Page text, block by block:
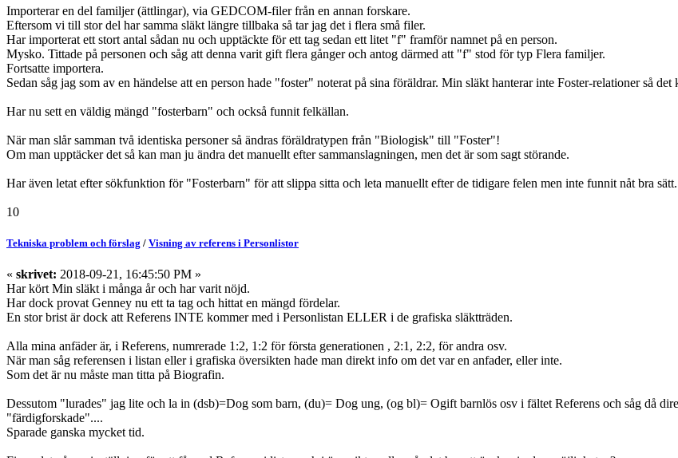
Importerar en del familjer (ättlingar), via GEDCOM-filer från en annan forskare.
Eftersom vi till stor del har samma släkt längre tillbaka så tar jag det i flera små filer.
Har importerat ett stort antal sådan nu och upptäckte för ett tag sedan ett litet "f" framför namnet på en person.
Mysko. Tittade på personen och såg att denna varit gift flera gånger och antog därmed att "f" stod för typ Flera familjer.
Fortsatte importera.
Sedan såg jag som av en händelse att en person hade "foster" noterat på sina föräldrar. Min släkt hanterar inte Foster-relationer så
Har nu sett en väldig mängd "fosterbarn" och också funnit felkällan.
När man slår samman två identiska personer så ändras föräldratypen från "Biologisk" till "Foster"!
Om man upptäcker det så kan man ju ändra det manuellt efter sammanslagningen, men det är som sagt störande.
Har även letat efter sökfunktion för "Fosterbarn" för att slippa sitta och leta manuellt efter de tidigare felen men inte funnit nåt bra sätt.
10
Tekniska problem och förslag / Visning av referens i Personlistor
« skrivet: 2018-09-21, 16:45:50 PM »
Har kört Min släkt i många år och har varit nöjd.
Har dock provat Genney nu ett ta tag och hittat en mängd fördelar.
En stor brist är dock att Referens INTE kommer med i Personlistan ELLER i de grafiska släktträden.
Alla mina anfäder är, i Referens, numrerade 1:2, 1:2 för första generationen , 2:1, 2:2, för andra osv.
När man såg referensen i listan eller i grafiska översikten hade man direkt info om det var en anfader, eller inte.
Som det är nu måste man titta på Biografin.
Dessutom "lurades" jag lite och la in (dsb)=Dog som barn, (du)= Dog ung, (og bl)= Ogift barnlös osv i fältet Referens och såg då
"färdigforskade"....
Sparade ganska mycket tid.